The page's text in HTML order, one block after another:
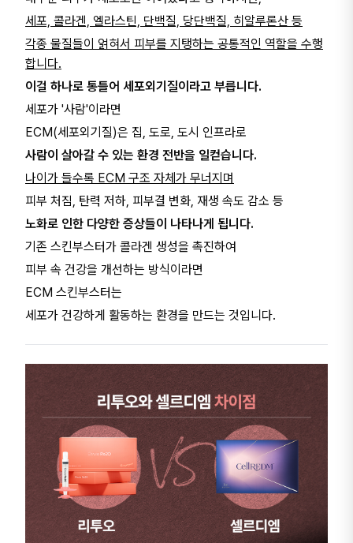
세포, 콜라겐, 엘라스틴, 단백질, 당단백질, 히알루론산 등
각종 물질들이 얽혀서 피부를 지탱하는 공통적인 역할을 수행
합니다.
이걸 하나로 통틀어 세포외기질이라고 부릅니다.
세포가 '사람'이라면
ECM(세포외기질)은 집, 도로, 도시 인프라로
사람이 살아갈 수 있는 환경 전반을 일컫습니다.
나이가 들수록 ECM 구조 자체가 무너지며
피부 처짐, 탄력 저하, 피부결 변화, 재생 속도 감소 등
노화로 인한 다양한 증상들이 나타나게 됩니다.
기존 스킨부스터가 콜라겐 생성을 촉진하여
피부 속 건강을 개선하는 방식이라면
ECM 스킨부스터는
세포가 건강하게 활동하는 환경을 만드는 것입니다.